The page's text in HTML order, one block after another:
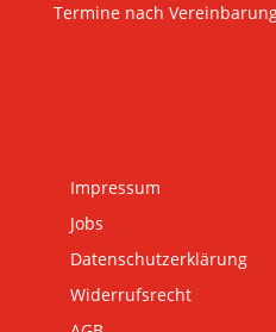
Termine nach
Impressum
Jobs
Datenschutzerklärung
Widerrufsrecht